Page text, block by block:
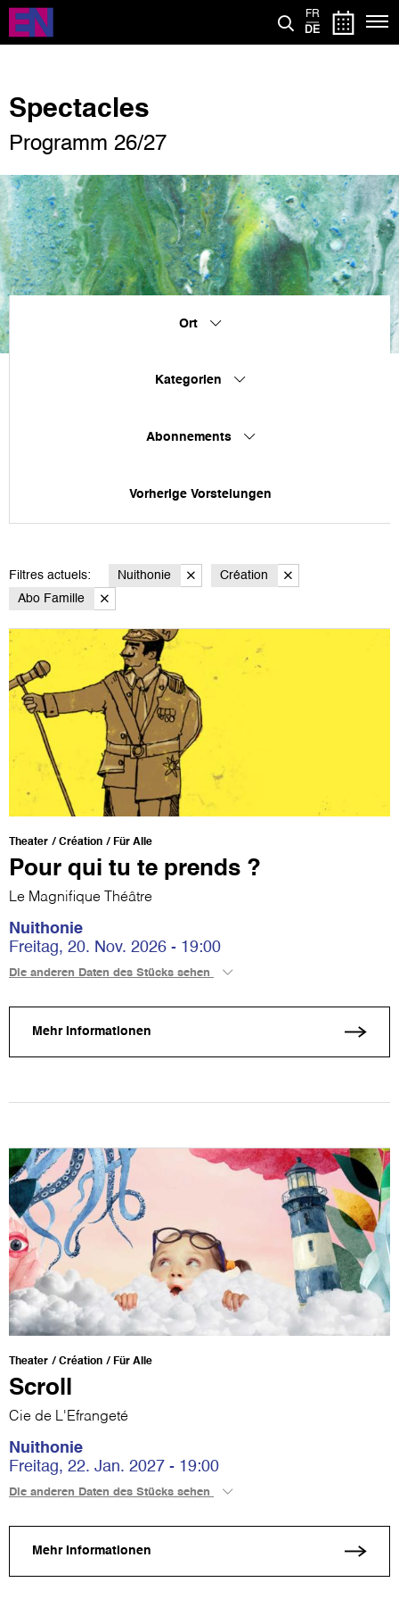
Direkt
zum
Inhalt
FR
DE
Spectacles
Programm 26/27
Ort
Kategorien
Abonnements
Vorherige Vorstelungen
Filtres actuels: Nuithonie
Création
Abo Famille
Theater Création Für Alle
Pour qui tu te prends ?
Le Magnifique Théâtre
Nuithonie
Freitag, 20. Nov. 2026 - 19:00
Die anderen Daten des Stücks sehen
Mehr Informationen
Theater Création Für Alle
Scroll
Cie de L'Efrangeté
Nuithonie
Freitag, 22. Jan. 2027 - 19:00
Die anderen Daten des Stücks sehen
Mehr Informationen